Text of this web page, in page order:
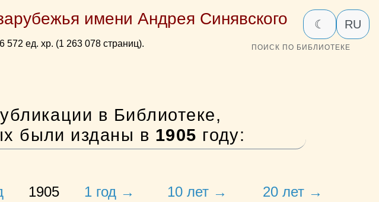
имени Андрея Синявского
572 ед. хр. (1 263 078 страниц).
☾ RU
ПОИСК ПО БИБЛИОТЕКЕ
в Библиотеке,
были изданы в 1905 году:
1905 1 год → 10 лет → 20 лет →